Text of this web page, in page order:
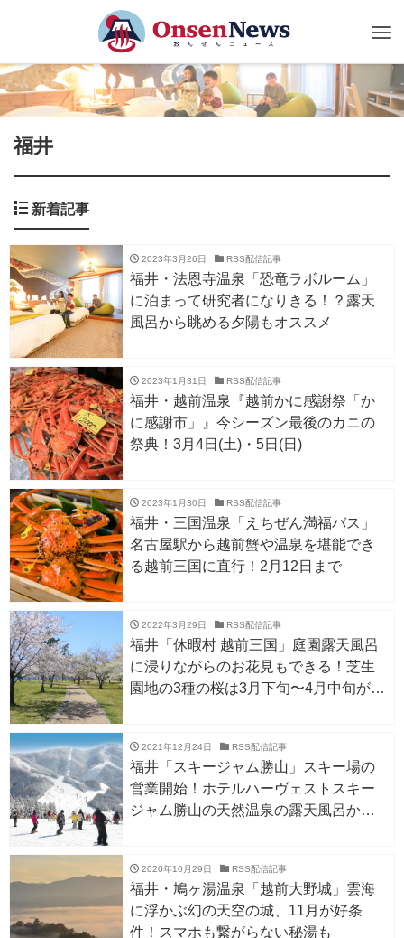
福井
新着記事
2023年3月26日 RSS配信記事
福井・法恩寺温泉「恐⻯ラボルーム」
に泊まって研究者になりきる！？露天
風呂から眺める夕陽もオススメ
2023年1月31日 RSS配信記事
福井・越前温泉『越前かに感謝祭「か
に感謝市」』今シーズン最後のカニの
祭典！3月4日(土)・5日(日)
2023年1月30日 RSS配信記事
福井・三国温泉「えちぜん満福バス」
名古屋駅から越前蟹や温泉を堪能でき
る越前三国に直行！2月12日まで
2022年3月29日 RSS配信記事
福井「休暇村 越前三国」庭園露天風呂
に浸りながらのお花見もできる！芝生
園地の3種の桜は3月下旬〜4月中旬が見
2021年12月24日 RSS配信記事
福井「スキージャム勝山」スキー場の
営業開始！ホテルハーヴェストスキー
ジャム勝山の天然温泉の露天風呂から
2020年10月29日 RSS配信記事
福井・鳩ヶ湯温泉「越前大野城」雲海
に浮かぶ幻の天空の城、11月が好条
件！スマホも繋がらない秘湯も